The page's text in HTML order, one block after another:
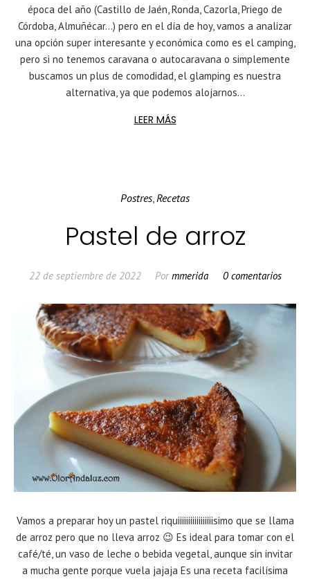
época del año (Castillo de Jaén, Ronda, Cazorla, Priego de
Córdoba, Almuñécar…) pero en el día de hoy, vamos a analizar
una opción super interesante y económica como es el camping,
pero si no tenemos caravana o autocaravana o simplemente
buscamos un plus de comodidad, el glamping es nuestra
alternativa, ya que podemos alojarnos...
LEER MÁS
Postres,Recetas
Pastel de arroz
22 de septiembre de 2022 Pormmerida 0 comentarios
Vamos a preparar hoy un pastel riquiiiiiiiiiiiiiiiiisimo que se llama
de arroz pero que no lleva arroz 😉 Es ideal para tomar con el
café/té, un vaso de leche o bebida vegetal, aunque sin invitar
a mucha gente porque vuela jajaja Es una receta facilísima